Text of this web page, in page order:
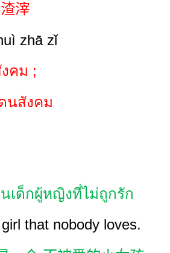
滓
zhā zǐ
คม ;
นสังคม
เด็กผู้หญิงที่ไม่ถูกรัก
girl that nobody loves.